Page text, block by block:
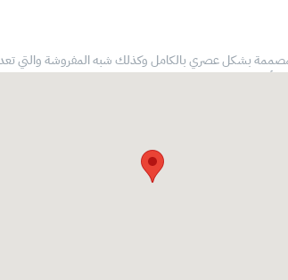
بشكل عصري بالكامل وكذلك شبه المفروشة والتي تعد
أنحاء البحرين بما يتناسب مع ميزانيات عملائنا سواء كانوا
قدر من العناية دون تحيز وسنوفر لهم أفضل خدمة في جميع